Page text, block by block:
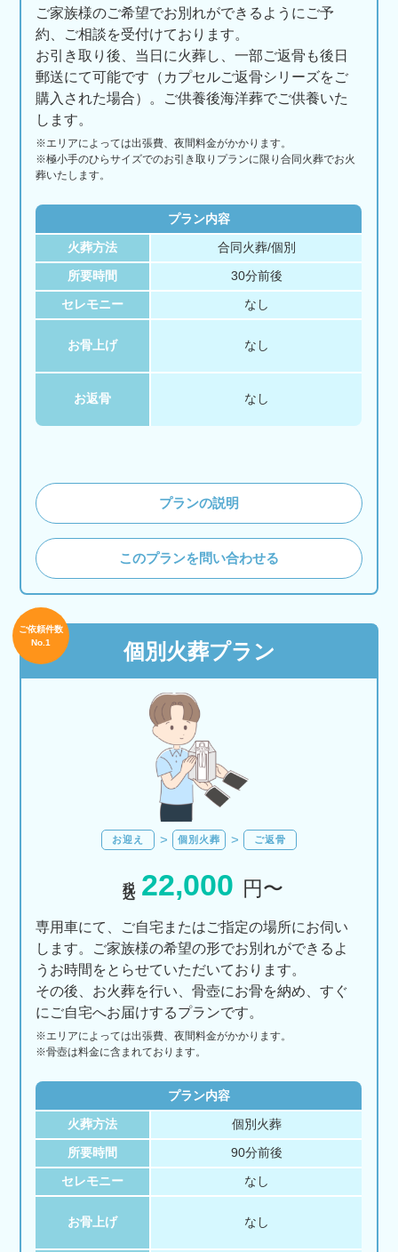
ご家族様のご希望でお別れができるようにご予
約、ご相談を受付けております。
お引き取り後、当日に火葬し、一部ご返骨も後日
郵送にて可能です（カプセルご返骨シリーズをご
購入された場合）。ご供養後海洋葬でご供養いた
します。
※エリアに よっては出張費、夜間料金がかかります。
※極小手のひらサイズでのお引き取りプランに限り合同火葬でお火
葬いたします。
プラン内容
火葬方法 合同火葬/個別
所要時間 30分前後
セレモニー なし
お骨上げ なし
お返骨 なし
プランの説明
このプランを問い合わせる
個別火葬プラン
ご依頼件数
No.1
お迎え 個別火葬 ご返骨
22,000 円〜
専用車にて、ご自宅またはご指定の場所にお伺い
します。ご家族様の希望の形でお別れができるよ
うお時間をとらせていただいております。
その後、お火葬を行い、骨壺にお骨を納め、すぐ
にご自宅へお届けするプランです。
※エリアに よっては出張費、夜間料金がかかります。
※骨壺は料金に含まれております。
プラン内容
火葬方法 個別火葬
所要時間 90分前後
セレモニー なし
お骨上げ なし